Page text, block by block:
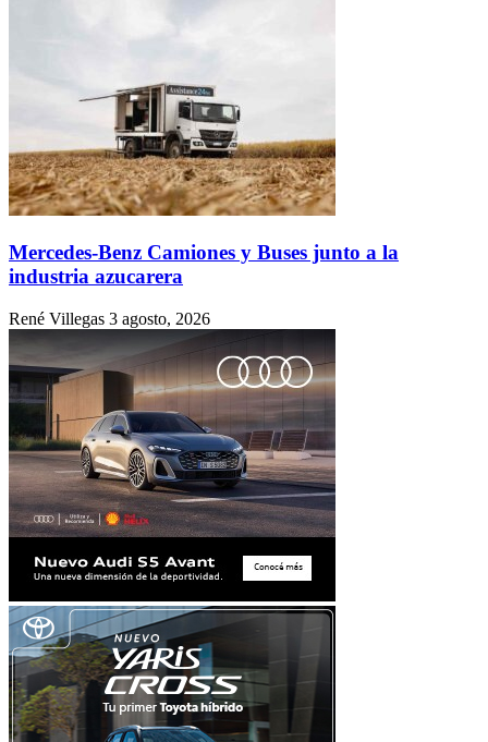
Mercedes-Benz Camiones y Buses junto a la
industria azucarera
René Villegas 3 agosto, 2026